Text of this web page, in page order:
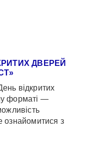
ДВЕРЕЙ
відкритих
форматі —
ознайомитися з